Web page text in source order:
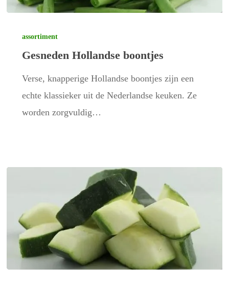
Hollandse
boontjes
assortiment
Gesneden Hollandse boontjes
Verse, knapperige Hollandse boontjes zijn een
echte klassieker uit de Nederlandse keuken. Ze
worden zorgvuldig…